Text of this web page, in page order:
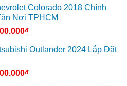
Colorado 2018 Chính
Nơi TPHCM
₫
Outlander 2024 Lắp Đặt
₫